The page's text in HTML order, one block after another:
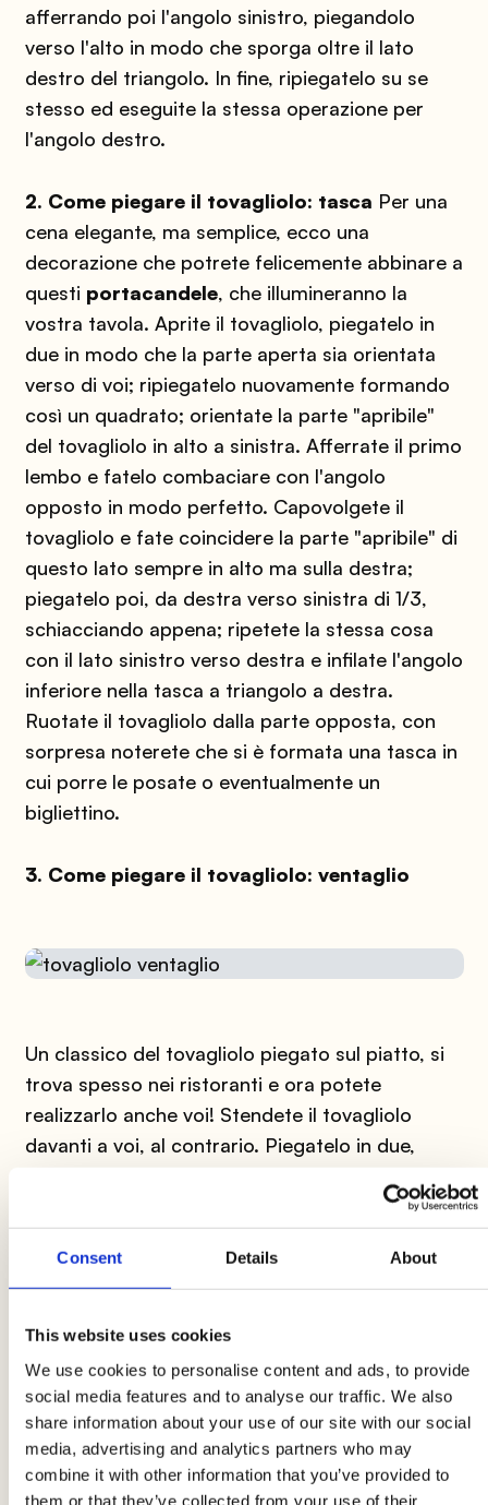
Consent Details About
This website uses cookies
We use cookies to personalise content and ads, to provide
social media features and to analyse our traffic. We also
share information about your use of our site with our social
media, advertising and analytics partners who may
combine it with other information that you’ve provided to
them or that they’ve collected from your use of their
afferrando poi l'angolo sinistro, piegandolo
verso l'alto in modo che sporga oltre il lato
destro del triangolo. In fine, ripiegatelo su se
stesso ed eseguite la stessa operazione per
l'angolo destro.
2. Come piegare il tovagliolo: tasca Per una
cena elegante, ma semplice, ecco una
decorazione che potrete felicemente abbinare a
questi portacandele, che illumineranno la
vostra tavola. Aprite il tovagliolo, piegatelo in
due in modo che la parte aperta sia orientata
verso di voi; ripiegatelo nuovamente formando
così un quadrato; orientate la parte "apribile"
del tovagliolo in alto a sinistra. Afferrate il primo
lembo e fatelo combaciare con l'angolo
opposto in modo perfetto. Capovolgete il
tovagliolo e fate coincidere la parte "apribile" di
questo lato sempre in alto ma sulla destra;
piegatelo poi, da destra verso sinistra di 1/3,
schiacciando appena; ripetete la stessa cosa
con il lato sinistro verso destra e infilate l'angolo
inferiore nella tasca a triangolo a destra.
Ruotate il tovagliolo dalla parte opposta, con
sorpresa noterete che si è formata una tasca in
cui porre le posate o eventualmente un
bigliettino.
3. Come piegare il tovagliolo: ventaglio
Un classico del tovagliolo piegato sul piatto, si
trova spesso nei ristoranti e ora potete
realizzarlo anche voi! Stendete il tovagliolo
davanti a voi, al contrario. Piegatelo in due,
formi una chiara e netta piega. Piegate il
tovagliolo come un tipico ventaglio.Ora
piegatelo a metà e afferrate il nastro in modo
da legarlo dal lato chiuso all'altezza di circa 7
cm.
4. Come piegare il tovagliolo: piramide
Stendete un tovagliolo quadrato sopra al
tavolo. L’angolo deve essere rivolto verso di voi.
Piegatelo a metà, diagonalmente. Stendete